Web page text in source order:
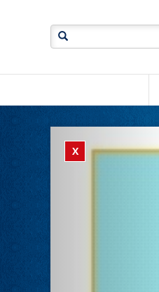
חיפוש
Close banner
X